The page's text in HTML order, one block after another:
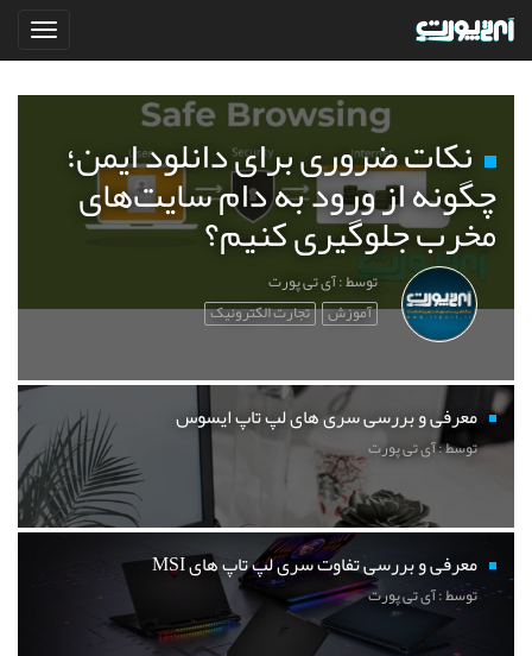
نکات ضروری برای دانلود ایمن؛
چگونه از ورود به دام سایت‌های
مخرب جلوگیری کنیم؟
توسط : آی تی پورت
آموزش تجارت الکترونیک
معرفی و بررسی سری های لپ تاپ ایسوس
توسط : آی تی پورت
معرفی و بررسی تفاوت سری لپ تاپ های MSI
توسط : آی تی پورت